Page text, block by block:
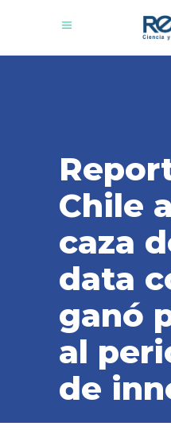
Chile
caza
data
ganó
al
de